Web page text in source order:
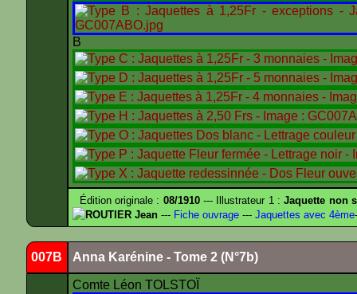
B
Édition originale : 08/1910--- Illustrateur 1 :Jaquette non
ROUTIER Jean --- Fiche ouvrage --- Jaquettes avec 4ème
007B Anna Karénine - Tome 2 (N°7b)
Comte Léon TOLSTOÏ